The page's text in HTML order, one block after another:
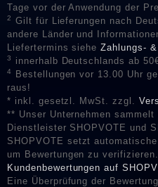
Tage vor der Anwendung der
2
Gilt für Lieferungen nach
andere Länder und
Liefertermins sieheZahlungs-
3 innerhalb Deutschlands ab
4
Bestellungen vor 13.00 Uhr
raus!
* inkl. gesetzl. MwSt. zzgl.
** Unser Unternehmen sammelt
Dienstleister SHOPVOTE und
SHOPVOTE setzt
um Bewertungen zu verifizieren.
Kundenbewertungen auf
Eine Überprüfung der